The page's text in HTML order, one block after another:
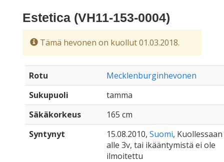
Estetica (VH11-153-0004)
Tämä hevonen on kuollut 01.03.2018.
Rotu
Mecklenburginhevonen
Sukupuoli
tamma
Säkäkorkeus
165 cm
Syntynyt
15.08.2010, Suomi, Kuollessaan
alle 3v, tai ikääntymistä ei ole
ilmoitettu